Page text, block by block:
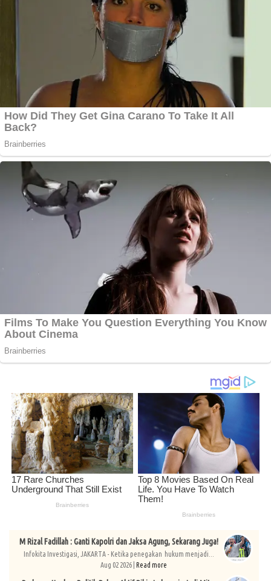
M Rizal Fadillah : Ganti Kapolri dan Jaksa Agung, Sekarang Juga!
Infokita Investigasi, JAKARTA - Ketika penegakan hukum menjadi...
Aug 02 2026 | Read more